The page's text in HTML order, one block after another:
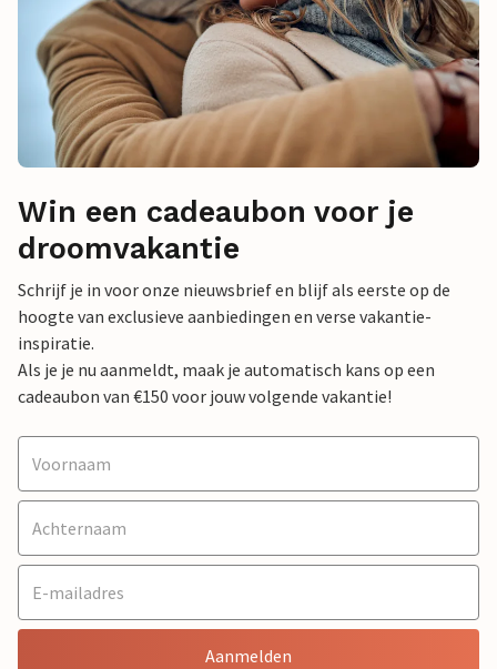
Win een cadeaubon voor je
droomvakantie
Schrijf je in voor onze nieuwsbrief en blijf als eerste op de
hoogte van exclusieve aanbiedingen en verse vakantie-
inspiratie.
Als je je nu aanmeldt, maak je automatisch kans op een
cadeaubon van €150 voor jouw volgende vakantie!
Aanmelden